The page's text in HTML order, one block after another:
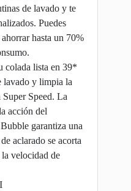
de lavado y te
Puedes
hasta un 70%
colada lista en 39*
lavado y limpia la
Speed. La
acción del
garantiza una
aclarado se acorta
la velocidad de